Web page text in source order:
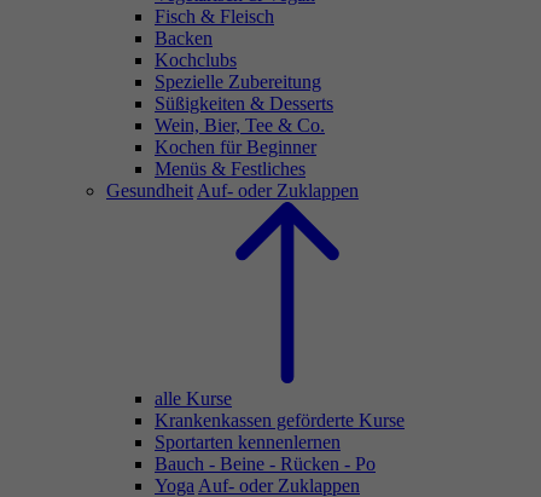
Fisch & Fleisch
Backen
Kochclubs
Spezielle Zubereitung
Süßigkeiten & Desserts
Wein, Bier, Tee & Co.
Kochen für Beginner
Menüs & Festliches
Gesundheit Auf- oder Zuklappen
alle Kurse
Krankenkassen geförderte Kurse
Sportarten kennenlernen
Bauch - Beine - Rücken - Po
Yoga Auf- oder Zuklappen